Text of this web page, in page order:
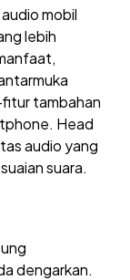
mobil
lebih
tambahan
Head
audio yang
suara.
dengarkan.